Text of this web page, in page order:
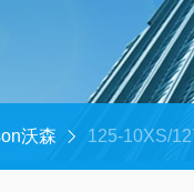
沃森 125-10XS/127-